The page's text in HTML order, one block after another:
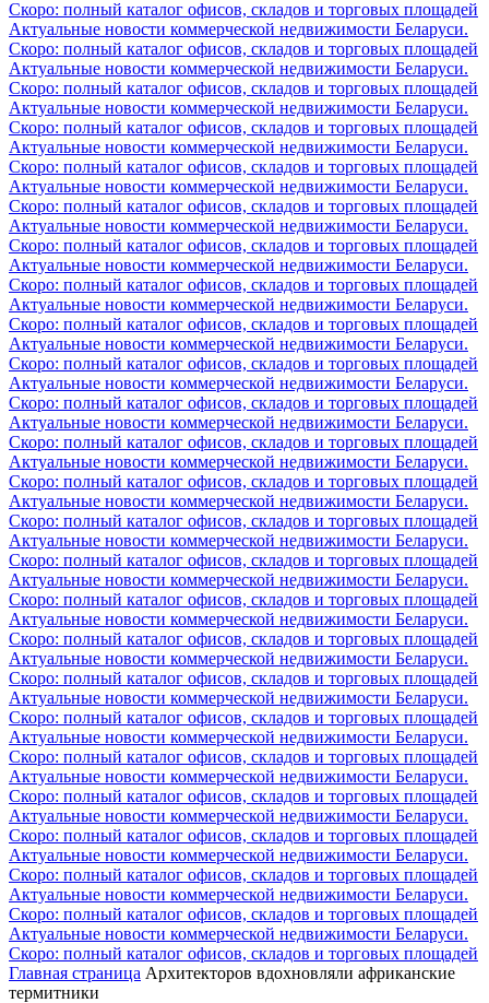
Скоро: полный каталог офисов, складов и торговых площадей
Актуальные новости коммерческой недвижимости Беларуси.
Скоро: полный каталог офисов, складов и торговых площадей
Актуальные новости коммерческой недвижимости Беларуси.
Скоро: полный каталог офисов, складов и торговых площадей
Актуальные новости коммерческой недвижимости Беларуси.
Скоро: полный каталог офисов, складов и торговых площадей
Актуальные новости коммерческой недвижимости Беларуси.
Скоро: полный каталог офисов, складов и торговых площадей
Актуальные новости коммерческой недвижимости Беларуси.
Скоро: полный каталог офисов, складов и торговых площадей
Актуальные новости коммерческой недвижимости Беларуси.
Скоро: полный каталог офисов, складов и торговых площадей
Актуальные новости коммерческой недвижимости Беларуси.
Скоро: полный каталог офисов, складов и торговых площадей
Актуальные новости коммерческой недвижимости Беларуси.
Скоро: полный каталог офисов, складов и торговых площадей
Актуальные новости коммерческой недвижимости Беларуси.
Скоро: полный каталог офисов, складов и торговых площадей
Актуальные новости коммерческой недвижимости Беларуси.
Скоро: полный каталог офисов, складов и торговых площадей
Актуальные новости коммерческой недвижимости Беларуси.
Скоро: полный каталог офисов, складов и торговых площадей
Актуальные новости коммерческой недвижимости Беларуси.
Скоро: полный каталог офисов, складов и торговых площадей
Актуальные новости коммерческой недвижимости Беларуси.
Скоро: полный каталог офисов, складов и торговых площадей
Актуальные новости коммерческой недвижимости Беларуси.
Скоро: полный каталог офисов, складов и торговых площадей
Актуальные новости коммерческой недвижимости Беларуси.
Скоро: полный каталог офисов, складов и торговых площадей
Актуальные новости коммерческой недвижимости Беларуси.
Скоро: полный каталог офисов, складов и торговых площадей
Актуальные новости коммерческой недвижимости Беларуси.
Скоро: полный каталог офисов, складов и торговых площадей
Актуальные новости коммерческой недвижимости Беларуси.
Скоро: полный каталог офисов, складов и торговых площадей
Актуальные новости коммерческой недвижимости Беларуси.
Скоро: полный каталог офисов, складов и торговых площадей
Актуальные новости коммерческой недвижимости Беларуси.
Скоро: полный каталог офисов, складов и торговых площадей
Актуальные новости коммерческой недвижимости Беларуси.
Скоро: полный каталог офисов, складов и торговых площадей
Актуальные новости коммерческой недвижимости Беларуси.
Скоро: полный каталог офисов, складов и торговых площадей
Актуальные новости коммерческой недвижимости Беларуси.
Скоро: полный каталог офисов, складов и торговых площадей
Актуальные новости коммерческой недвижимости Беларуси.
Скоро: полный каталог офисов, складов и торговых площадей
Главная страница Архитекторов вдохновляли африканские
термитники